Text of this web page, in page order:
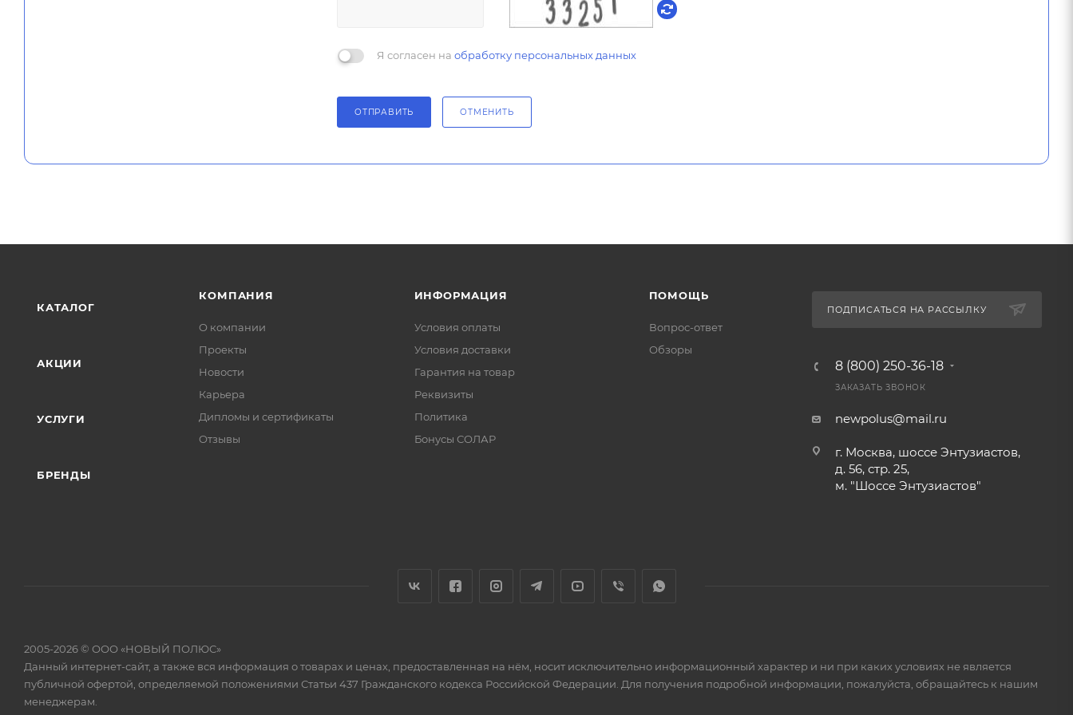
Я согласен на обработку персональных данных
ОТПРАВИТЬ ОТМЕНИТЬ
КАТАЛОГ
АКЦИИ
УСЛУГИ
БРЕНДЫ
КОМПАНИЯ
О компании
Проекты
Новости
Карьера
Дипломы и сертификаты
Отзывы
ИНФОРМАЦИЯ
Условия оплаты
Условия доставки
Гарантия на товар
Реквизиты
Политика
Бонусы СОЛАР
ПОМОЩЬ
Вопрос-ответ
Обзоры
ПОДПИСАТЬСЯ НА РАССЫЛКУ
8 (800) 250-36-18
ЗАКАЗАТЬ ЗВОНОК
newpolus@mail.ru
г. Москва, шоссе Энтузиастов,
д. 56, стр. 25,
м. "Шоссе Энтузиастов"
2005-2026 © ООО «НОВЫЙ ПОЛЮС»
Данный интернет-сайт, а также вся информация о товарах и ценах, предоставленная на нём, носит исключительно информационный характер и ни при каких условиях не является
публичной офертой, определяемой положениями Статьи 437 Гражданского кодекса Российской Федерации. Для получения подробной информации, пожалуйста, обращайтесь к нашим
менеджерам.